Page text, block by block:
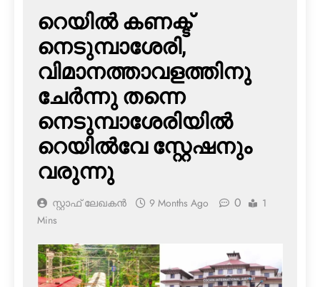
റെയില്‍ കണക്ട്
നെടുമ്പാശേരി,
വിമാനത്താവളത്തിനു
ചേര്‍ന്നു തന്നെ
നെടുമ്പാശേരിയില്‍
റെയില്‍വേ സ്റ്റേഷനും
വരുന്നു
സ്റ്റാഫ് ലേഖകൻ 9 Months Ago 0
1
Mins